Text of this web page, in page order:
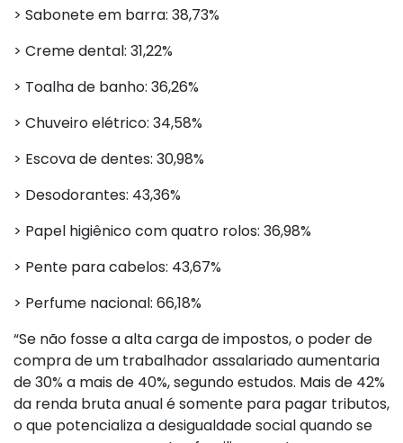
> Sabonete em barra: 38,73%
> Creme dental: 31,22%
> Toalha de banho: 36,26%
> Chuveiro elétrico: 34,58%
> Escova de dentes: 30,98%
> Desodorantes: 43,36%
> Papel higiênico com quatro rolos: 36,98%
> Pente para cabelos: 43,67%
> Perfume nacional: 66,18%
“Se não fosse a alta carga de impostos, o poder de
compra de um trabalhador assalariado aumentaria
de 30% a mais de 40%, segundo estudos. Mais de 42%
da renda bruta anual é somente para pagar tributos,
o que potencializa a desigualdade social quando se